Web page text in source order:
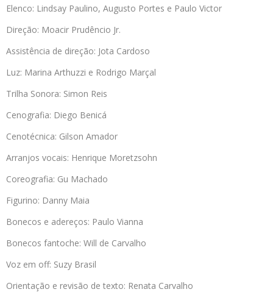
Elenco: Lindsay Paulino, Augusto Portes e Paulo Victor
Direção: Moacir Prudêncio Jr.
Assistência de direção: Jota Cardoso
Luz: Marina Arthuzzi e Rodrigo Marçal
Trilha Sonora: Simon Reis
Cenografia: Diego Benicá
Cenotécnica: Gilson Amador
Arranjos vocais: Henrique Moretzsohn
Coreografia: Gu Machado
Figurino: Danny Maia
Bonecos e adereços: Paulo Vianna
Bonecos fantoche: Will de Carvalho
Voz em off: Suzy Brasil
Orientação e revisão de texto: Renata Carvalho